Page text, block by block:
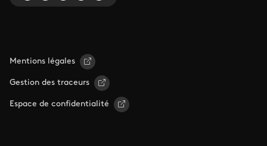
Mentions légales
Gestion des traceurs
Espace de confidentialité